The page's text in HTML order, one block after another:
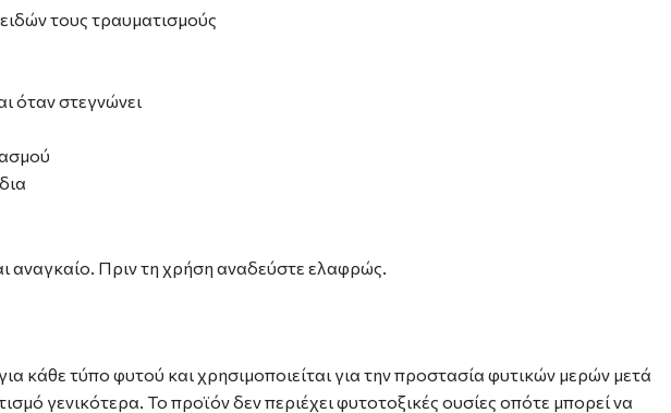
τους τραυματισμούς
όταν στεγνώνει
αναγκαίο. Πριν τη χρήση αναδεύστε ελαφρώς.
κάθε τύπο φυτού και χρησιμοποιείται για την προστασία φυτικών μερών μετά
γενικότερα. Το προϊόν δεν περιέχει φυτοτοξικές ουσίες οπότε μπορεί να